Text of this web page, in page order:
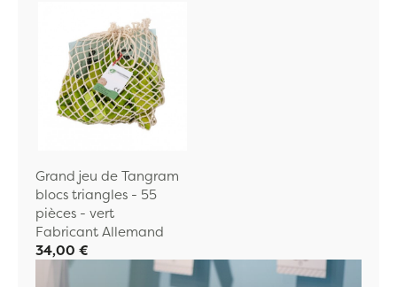
Grand jeu de Tangram
blocs triangles - 55
pièces - vert
Fabricant Allemand
34,00 €